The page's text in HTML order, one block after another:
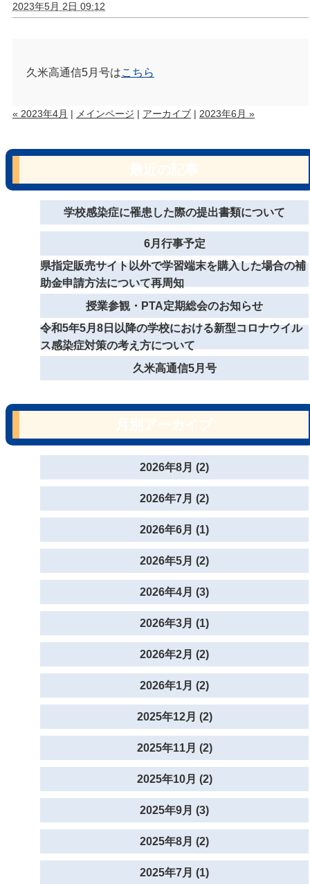
2023年5月 2日 09:12
久米高通信5月号はこちら
« 2023年4月 | メインページ | アーカイブ | 2023年6月 »
学校感染症に罹患した際の提出書類について
6月行事予定
県指定販売サイト以外で学習端末を購入した場合の補
助金申請方法について再周知
授業参観・PTA定期総会のお知らせ
令和5年5月8日以降の学校における新型コロナウイル
ス感染症対策の考え方について
久米高通信5月号
2026年8月 (2)
2026年7月 (2)
2026年6月 (1)
2026年5月 (2)
2026年4月 (3)
2026年3月 (1)
2026年2月 (2)
2026年1月 (2)
2025年12月 (2)
2025年11月 (2)
2025年10月 (2)
2025年9月 (3)
2025年8月 (2)
2025年7月 (1)